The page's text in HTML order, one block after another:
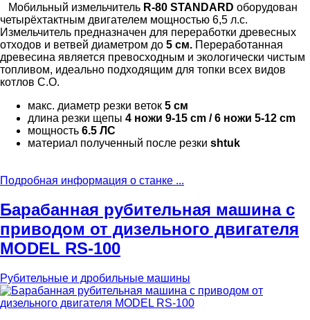
Мобильный измельчитель R-80 STANDARD оборудован
четырёхтактным двигателем мощностью 6,5 л.с.
Измельчитель предназначен для переработки древесных
отходов и ветвей диаметром до 5 см. Переработанная
древесина является превосходным и экологически чистым
топливом, идеально подходящим для топки всех видов
котлов С.О.
макс. диаметр резки веток 5 см
длина резки щепы 4 ножи 9-15 cm / 6 ножи 5-12 cm
мощность 6.5 ЛС
материал полученный после резки shtuk
Подробная информация о станке ...
Барабанная рубительная машина с
приводом от дизельного двигателя
MODEL RS-100
Рубительные и дробильные машины